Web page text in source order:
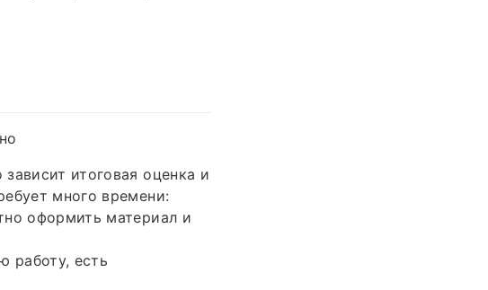
итоговая оценка и
много времени:
оформить материал и
работу, есть